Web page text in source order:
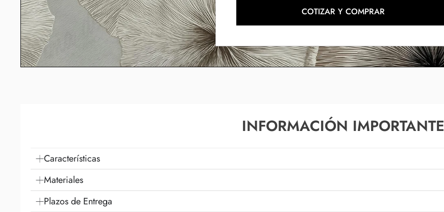
COTIZAR Y COMPRAR
INFORMACIÓN IMPORTANTE
Características
Materiales
Plazos de Entrega